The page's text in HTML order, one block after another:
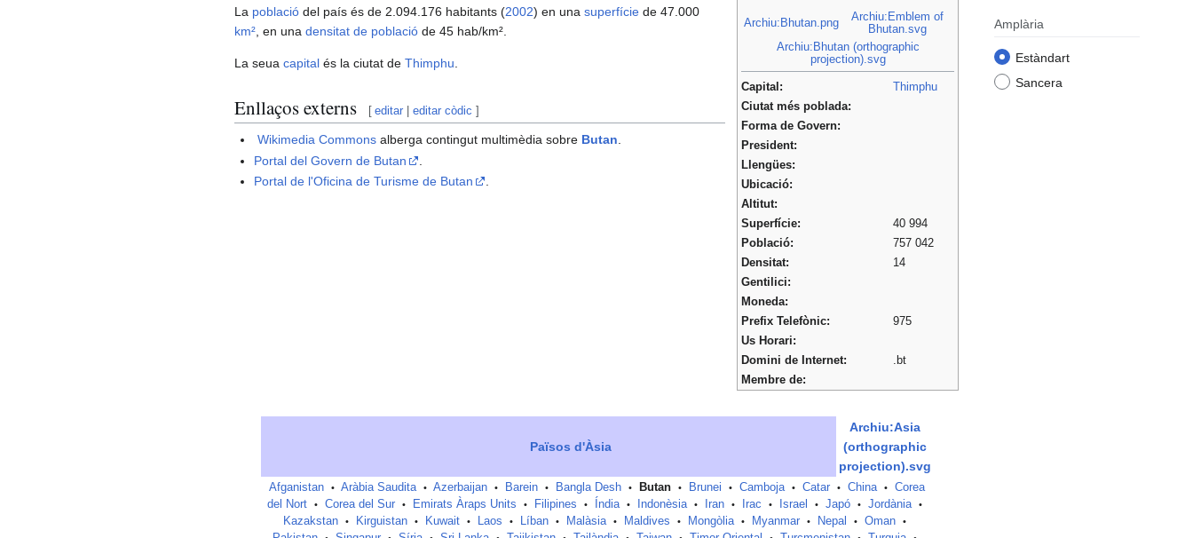
Amplària
Estàndart
Sancera
Archiu:Bhutan.png
Archiu:Emblem of
Bhutan.svg
Archiu:Bhutan (orthographic
projection).svg
Capital:
Thimphu
Ciutat més poblada:
Forma de Govern:
President:
Llengües:
Ubicació:
Altitut:
Superfície:
40 994
Població:
757 042
Densitat:
14
Gentilici:
Moneda:
Prefix Telefònic:
975
Us Horari:
Domini de Internet:
.bt
Membre de:
La població del país és de 2.094.176 habitants (2002) en una superfície de 47.000
km² , en una densitat de població de 45 hab/km².
La seua capital és la ciutat de Thimphu
Enllaços externs [ editar |editar còdic ]
Wikimedia Commons alberga contingut multimèdia sobre Butan
Portal del Govern de Butan
Portal de l'Oficina de Turisme de Butan
Països d'Àsia
Archiu:Asia
(orthographic
projection).svg
Afganistan • Aràbia Saudita • Azerbaijan • Barein • Bangla Desh • Butan • Brunei • Camboja • Catar • China •
Corea
del Nort
• Corea del Sur • Emirats Àraps Units • Filipines • Índia • Indonèsia • Iran • Irac • Israel • Japó • Jordània •
Kazakstan • Kirguistan • Kuwait • Laos • Líban • Malàsia • Maldives • Mongòlia • Myanmar • Nepal • Oman •